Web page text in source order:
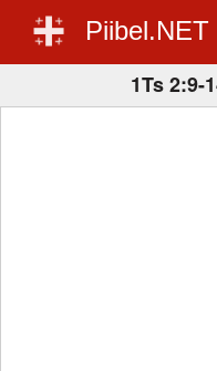
Piibel.NET
1Ts 2:9-